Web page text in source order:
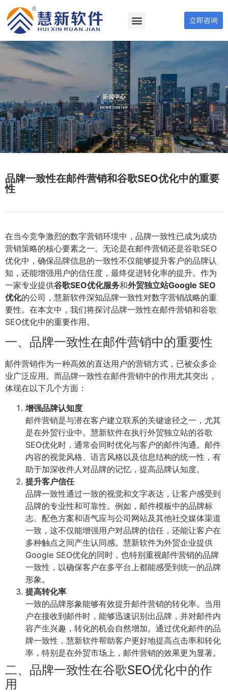
立即咨询
品牌一致性在邮件营销和谷歌SEO优化中的重要
性
在当今竞争激烈的数字营销环境中，品牌一致性已成为成功
营销策略的核心要素之一。无论是在邮件营销还是谷歌SEO
优化中，确保品牌信息的一致性不仅能够提升客户的品牌认
知，还能增强用户的信任度，最终促进转化率的提升。作为
一家专业提供谷歌SEO优化服务和外贸独立站Google SEO
优化的公司，慧新软件深知品牌一致性对数字营销战略的重
要性。在本文中，我们将探讨品牌一致性在邮件营销和谷歌
SEO优化中的重要作用。
一、品牌一致性在邮件营销中的重要性
邮件营销作为一种高效的直达用户的营销方式，已被众多企
业广泛应用。而品牌一致性在邮件营销中的作用尤其突出，
体现在以下几个方面：
增强品牌认知度
邮件营销是与潜在客户建立联系的关键途径之一，尤其
是在外贸行业中。慧新软件在执行外贸独立站的谷歌
SEO优化时，通常会同时优化与客户的邮件沟通。邮件
内容的视觉风格、语言风格以及信息结构的统一性，有
助于加深收件人对品牌的记忆，提高品牌认知度。
提升客户信任
品牌一致性通过一致的视觉和文字表达，让客户感受到
品牌的专业性和可靠性。例如，邮件模板中的品牌标
志、配色方案和语气应与公司网站及其他社交媒体渠道
一致，这不仅能增强用户对品牌的信任，还能让客户在
多种触点之间产生认同感。慧新软件为外贸企业提供
Google SEO优化的同时，也特别重视邮件营销的品牌
一致性，以确保客户在多平台上都能感受到统一的品牌
形象。
提高转化率
一致的品牌形象能够有效提升邮件营销的转化率。当用
户在接收到邮件时，能够迅速识别出品牌，并对邮件内
容产生兴趣，转化的机会自然增加。通过优化邮件的品
牌一致性，慧新软件帮助客户更好地提高点击率和转化
率，特别是在外贸市场上，邮件营销的效果更为显著。
二、品牌一致性在谷歌SEO优化中的作
用